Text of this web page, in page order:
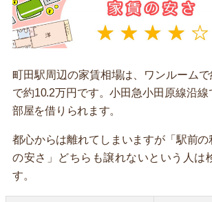
町田駅周辺の家賃相場は、ワンルーム
で約10.2万円です。小田急小田原線沿
部屋を借りられます。
都心からは離れてしまいますが「駅前
の安さ」どちらも譲れないという人は
す。